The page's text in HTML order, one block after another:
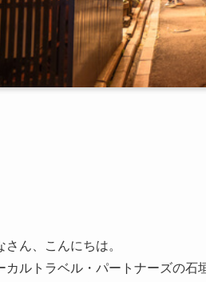
さん、こんにちは。
カルトラベル・パートナーズの